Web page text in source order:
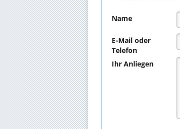
Name
E-Mail oder
Telefon
Ihr Anliegen